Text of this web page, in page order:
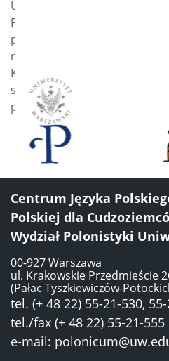
Uniwersytecie Warszawskim i
Pedagogicznym w Harbinie.
prowadzi zajęcia z
ramach programu Polish+ w
Kultury Polskiej dla
się specyfiką nauczania języka
przekładami literatury
Centrum Języka
Polskiej dla
Wydział Polonistyki
00-927 Warszawa
ul. Krakowskie Przedmieście
(Pałac Tyszkiewiczów-
tel. (+ 48 22) 55-21-530,
tel./fax (+ 48 22) 55-21-555
e-mail: